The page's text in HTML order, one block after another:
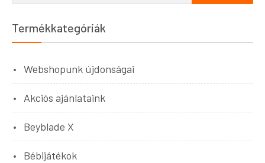
Termékkategóriák
Webshopunk újdonságai
Akciós ajánlataink
Beyblade X
Bébijátékok